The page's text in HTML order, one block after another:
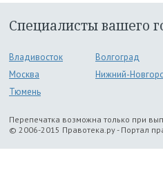
Специалисты вашего
Владивосток
Волгоград
Москва
Нижний-
Тюмень
Перепечатка возможна только при
© 2006-2015 Правотека.ру - Портал